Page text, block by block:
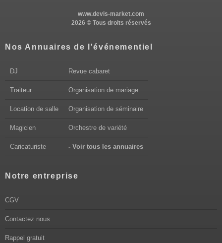
www.devis-market.com
2026 © Tous droits réservés
Nos Annuaires de l'événementiel
DJ Revue cabaret
Traiteur Organisation de mariage
Location de salle Organisation de séminaire
Magicien Orchestre de variété
Caricaturiste - Voir tous les annuaires
Notre entreprise
CGV
Contactez nous
Rappel gratuit